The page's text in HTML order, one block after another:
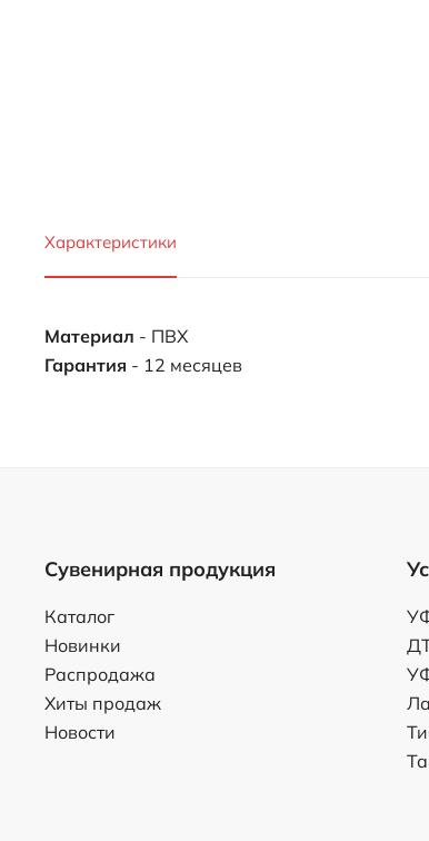
Характеристики
Материал - ПВХ
Гарантия - 12 месяцев
Сувенирная продукция
Каталог
Новинки
Распродажа
Хиты продаж
Новости